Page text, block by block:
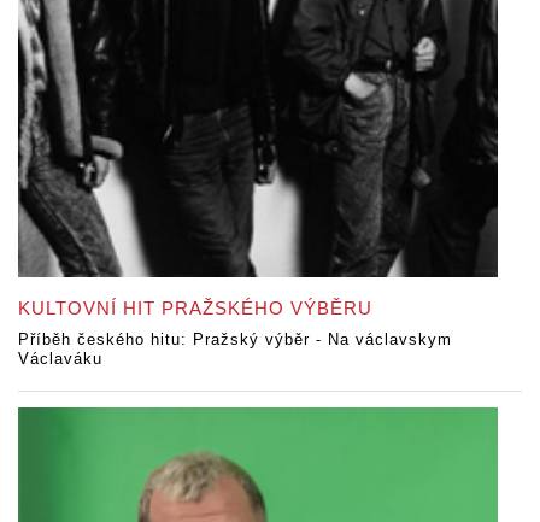
KULTOVNÍ HIT PRAŽSKÉHO VÝBĚRU
Příběh českého hitu: Pražský výběr - Na václavskym
Václaváku